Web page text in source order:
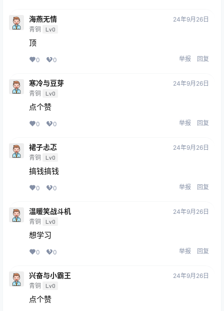
海燕无情
青铜 Lv0
24年9月26日
顶
0 0 举报 回复
寒冷与豆芽
青铜 Lv0
24年9月26日
点个赞
0 0 举报 回复
裙子忐忑
青铜 Lv0
24年9月26日
搞钱搞钱
0 0 举报 回复
温暖笑战斗机
青铜 Lv0
24年9月26日
想学习
0 0 举报 回复
兴奋与小霸王
青铜 Lv0
24年9月26日
点个赞